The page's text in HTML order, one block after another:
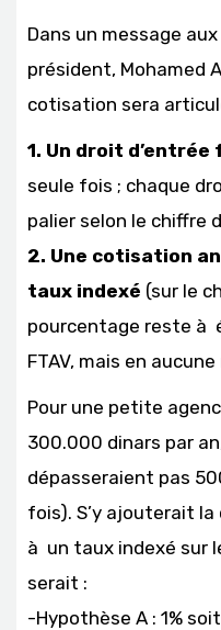
Dans un message
président, Mohamed
cotisation sera
1. Un droit
seule fois ; chaque
palier selon le chiffre
2. Une cotisation
taux indexé (sur le
pourcentage reste à
FTAV, mais en
Pour une petite
300.000 dinars par
dépasseraient pas
fois). S’y ajouterait
à un taux indexé sur
serait :
-Hypothèse A : 1%